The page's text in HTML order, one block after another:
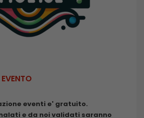
eventi e' gratuito.
e da noi validati saranno